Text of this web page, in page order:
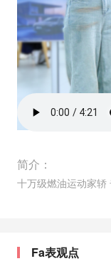
简介：
十万级燃油运动家轿
Fa表观点